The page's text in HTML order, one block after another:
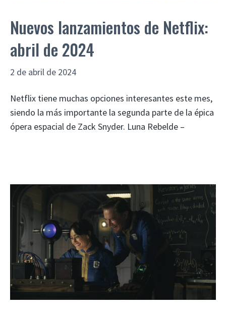
Nuevos lanzamientos de Netflix:
abril de 2024
2 de abril de 2024
Netflix tiene muchas opciones interesantes este mes,
siendo la más importante la segunda parte de la épica
ópera espacial de Zack Snyder. Luna Rebelde –